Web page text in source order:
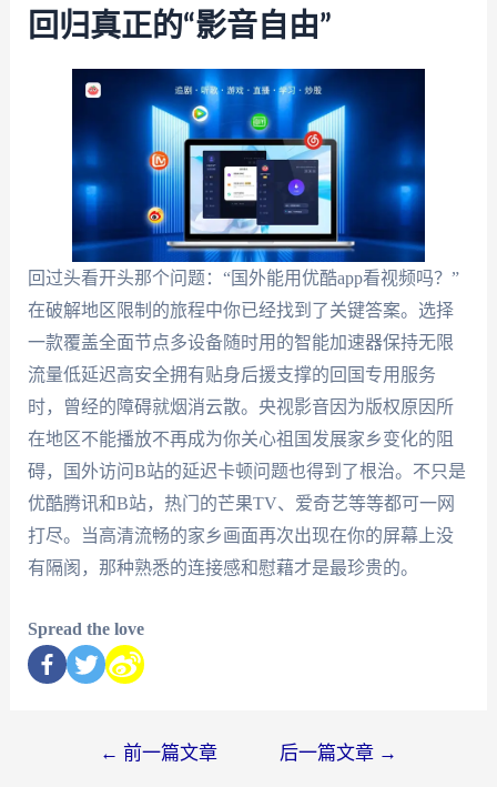
回归真正的“影音自由”
回过头看开头那个问题：“国外能用优酷app看视频吗？”
在破解地区限制的旅程中你已经找到了关键答案。选择
一款覆盖全面节点多设备随时用的智能加速器保持无限
流量低延迟高安全拥有贴身后援支撑的回国专用服务
时，曾经的障碍就烟消云散。央视影音因为版权原因所
在地区不能播放不再成为你关心祖国发展家乡变化的阻
碍，国外访问B站的延迟卡顿问题也得到了根治。不只是
优酷腾讯和B站，热门的芒果TV、爱奇艺等等都可一网
打尽。当高清流畅的家乡画面再次出现在你的屏幕上没
有隔阂，那种熟悉的连接感和慰藉才是最珍贵的。
Spread the love
← 前一篇文章 后一篇文章 →